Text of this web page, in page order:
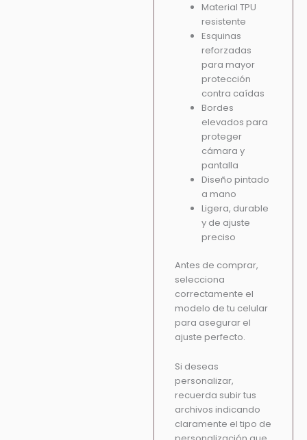
Material TPU
resistente
Esquinas
reforzadas
para mayor
protección
contra caídas
Bordes
elevados para
proteger
cámara y
pantalla
Diseño pintado
a mano
Ligera, durable
y de ajuste
preciso
Antes de comprar,
selecciona
correctamente el
modelo de tu celular
para asegurar el
ajuste perfecto.
Si deseas
personalizar,
recuerda subir tus
archivos indicando
claramente el tipo de